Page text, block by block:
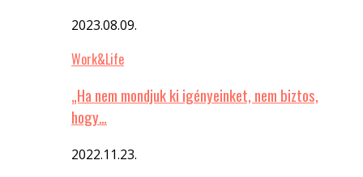
2023.08.09.
Work&Life
„Ha nem mondjuk ki igényeinket, nem biztos,
hogy…
2022.11.23.